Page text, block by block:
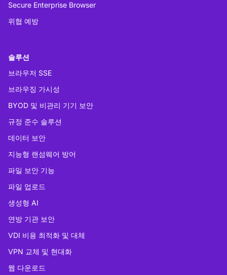
Secure Enterprise Browser
위협 예방
솔루션
브라우저 SSE
브라우징 가시성
BYOD 및 비관리 기기 보안
규정 준수 솔루션
데이터 보안
지능형 랜섬웨어 방어
파일 보안 기능
파일 업로드
생성형 AI
연방 기관 보안
VDI 비용 최적화 및 대체
VPN 교체 및 현대화
웹 다운로드